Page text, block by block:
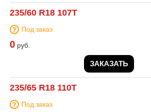
235/60 R18 107T
Под заказ
0 руб.
ЗАКАЗАТЬ
235/65 R18 110T
Под заказ